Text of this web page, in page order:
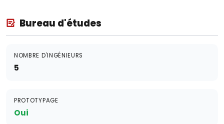
Bureau d'études
NOMBRE D'INGÉNIEURS
5
PROTOTYPAGE
Oui